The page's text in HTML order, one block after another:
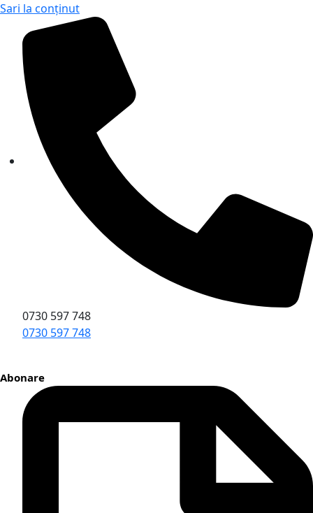
Sari la conținut
0730 597 748
0730 597 748
Abonare